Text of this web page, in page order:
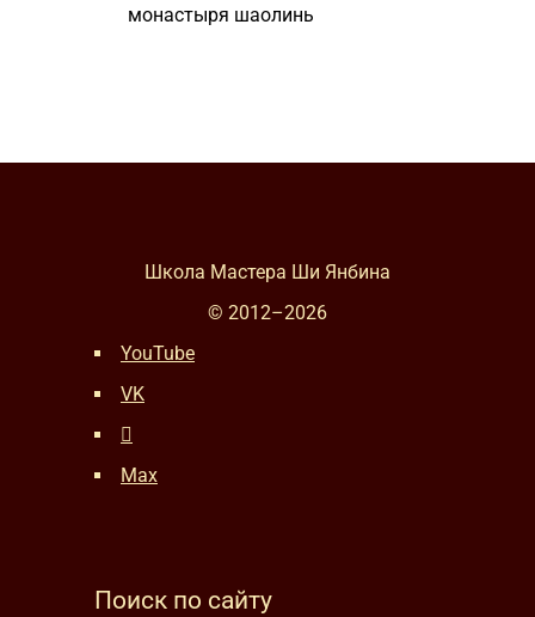
монастыря шаолинь
Школа Мастера Ши Янбина
© 2012–2026
YouTube
VK
Max
Поиск по сайту